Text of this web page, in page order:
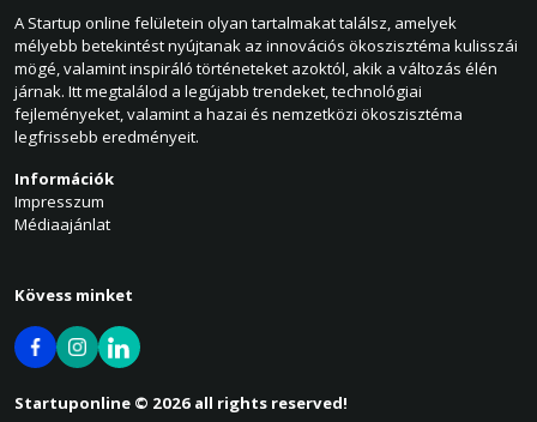
A Startup online felületein olyan tartalmakat találsz, amelyek
mélyebb betekintést nyújtanak az innovációs ökoszisztéma kulisszái
mögé, valamint inspiráló történeteket azoktól, akik a változás élén
járnak. Itt megtalálod a legújabb trendeket, technológiai
fejleményeket, valamint a hazai és nemzetközi ökoszisztéma
legfrissebb eredményeit.
Információk
Impresszum
Médiaajánlat
Kövess minket
Startuponline © 2026 all rights reserved!